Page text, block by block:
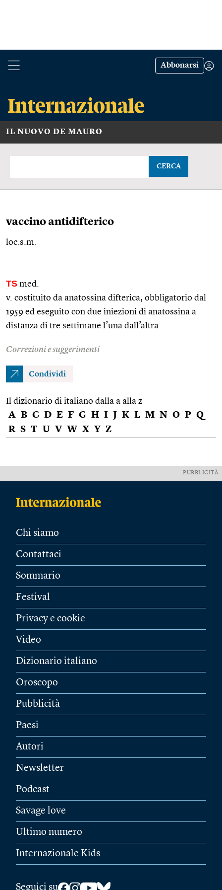
Abbonarsi
IL NUOVO DE MAURO
CERCA
vaccino antidifterico
loc.s.m.
TS med.
v. costituito da anatossina difterica, obbligatorio dal
1959 ed eseguito con due iniezioni di anatossina a
distanza di tre settimane l’una dall’altra
Correzioni e suggerimenti
Condividi
Il dizionario di italiano dalla a alla z
A B C D E F G H I J K L M N O P Q
R S T U V W X Y Z
PUBBLICITÀ
Chi siamo
Contattaci
Sommario
Festival
Privacy e cookie
Video
Dizionario italiano
Oroscopo
Pubblicità
Paesi
Autori
Newsletter
Podcast
Savage love
Ultimo numero
Internazionale Kids
Seguici su